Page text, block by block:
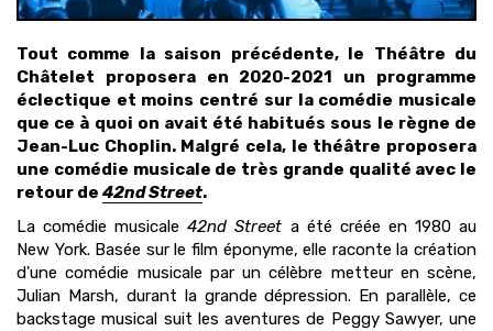
Tout comme la saison précédente, le Théâtre du
Châtelet proposera en 2020-2021 un programme
éclectique et moins centré sur la comédie musicale
que ce à quoi on avait été habitués sous le règne de
Jean-Luc Choplin. Malgré cela, le théâtre proposera
une comédie musicale de très grande qualité avec le
retour de 42nd Street.
La comédie musicale42nd Street a été créée en 1980 au
New York. Basée sur le film éponyme, elle raconte la création
d'une comédie musicale par un célèbre metteur en scène,
Julian Marsh, durant la grande dépression. En parallèle, ce
backstage musical suit les aventures de Peggy Sawyer, une